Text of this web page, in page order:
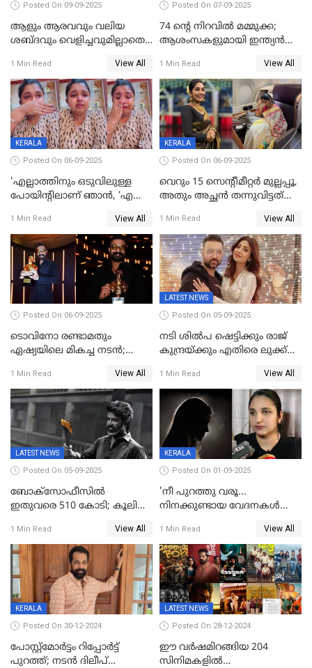
Posted On 09-09-2025
ആളും ആരവവും വലിയ
ശബ്ദവും വെളിച്ചവുമില്ലാതെ
വിവാഹിതയായെന്ന്‌ നടി ​
ഗ്രേസ് ആന്റണി
1 Min Read View All
Posted On 07-09-2025
74 ന്റെ നിറവിൽ മമ്മുക്ക;
ആശംസകളുമായി ഇന്ത്യൻ
1 Min Read View All
KERALA
Posted On 06-09-2025
'എല്ലാത്തിനും ഒടുവിലുള്ള
പോയിന്റിലാണ് ഞാൻ, ‘എന്‍റെ
സ്നേഹിച്ചയാള്‍ തന്നെ
വഞ്ചിച്ചുപോയി’, ലൈവ്
വിഡിയോയിൽ
പൊട്ടിക്കരഞ്ഞ് നടി
1 Min Read View All
KERALA
Posted On 06-09-2025
വെറും 15 സെന്റീമീറ്റര്‍ മുല്ലപ്പൂ,
അതും അച്ഛൻ തന്നുവിട്ടത്
ലക്ഷം രൂപ പിഴ; നവ്യ
28ദിവസത്തിനകം പിഴ
അടയ്ക്കണം
1 Min Read View All
Posted On 06-09-2025
ടൊവിനോ രണ്ടാമതും
ഏഷ്യയിലെ മികച്ച നടന്‍;
പുരസ്‌കാരം
1 Min Read View All
LATEST NEWS
Posted On 05-09-2025
നടി ശിൽപ ഷെട്ടിക്കും രാജ്
കുന്ദ്രയ്ക്കും എതിരെ ലുക്ക്
1 Min Read View All
LATEST NEWS
Posted On 05-09-2025
ബോക്സോഫീസിൽ
ഇതുവരെ 510 കോടി; കൂലി
തീയതി പുറത്ത്
1 Min Read View All
KERALA
Posted On 01-09-2025
'നീ പുറത്തു വരൂ...
നിനക്കുണ്ടായ വേദനകള്‍
'കരയേണ്ടതും ഒറ്റപ്പെടേണ്ടതും
വേട്ടക്കാരനാണ്, വേദനകള്‍
സധൈര്യം പറയു;
പെണ്‍കുട്ടിയോട് റിനി ആര്‍
ജോര്‍ജ്
1 Min Read View All
KERALA
Posted On 30-12-2024
പോസ്റ്റ്‌മോര്‍ട്ടം റിപ്പോര്‍ട്ട്
പുറത്ത്; നടൻ ദിലീപ്
LATEST NEWS
Posted On 28-12-2024
ഈ വർഷമിറങ്ങിയ 204
സിനിമകളിൽ